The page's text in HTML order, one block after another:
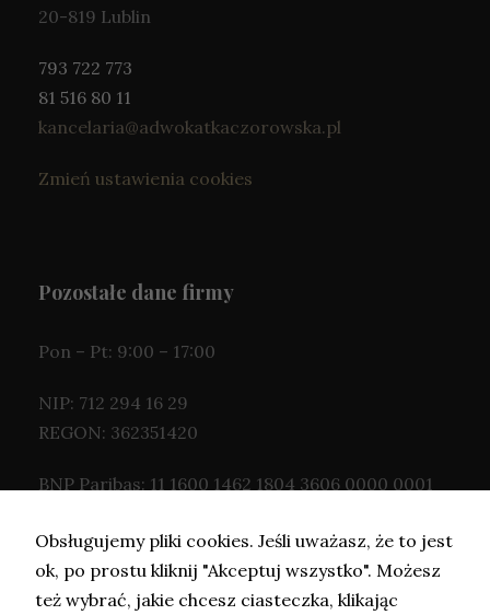
20-819 Lublin
793 722 773
81 516 80 11
kancelaria@adwokatkaczorowska.pl
Zmień ustawienia cookies
Pozostałe dane firmy
Pon – Pt: 9:00 – 17:00
NIP: 712 294 16 29
REGON: 362351420
BNP Paribas: 11 1600 1462 1804 3606 0000 0001
Obsługujemy pliki cookies. Jeśli uważasz, że to jest
ok, po prostu kliknij "Akceptuj wszystko". Możesz
też wybrać, jakie chcesz ciasteczka, klikając